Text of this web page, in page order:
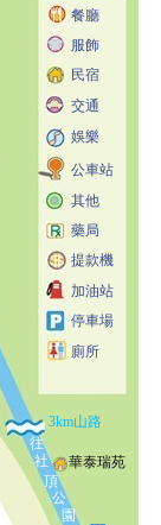
餐廳
服飾
公車站
民宿
交通
娛樂
其他
藥局
提款機
加油站
停車場
廁所
3km山路
華泰瑞苑
往
社
頂
公
園